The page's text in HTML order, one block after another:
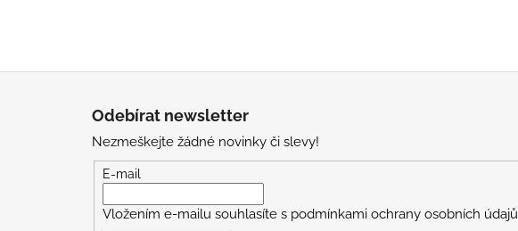
Odebírat newsletter
Nezmeškejte žádné novinky či slevy!
E-mail
Vložením e-mailu souhlasíte s podmínkami ochrany osobních údajů